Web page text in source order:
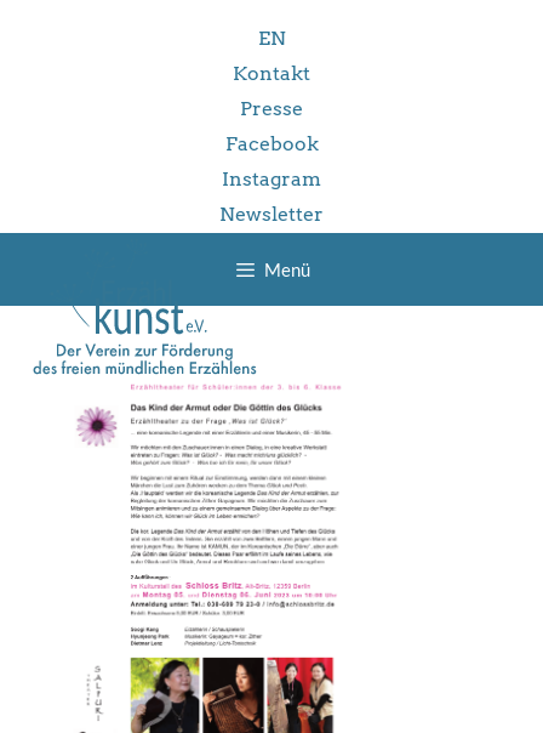
EN
Kontakt
Presse
Facebook
Instagram
Newsletter
Menü